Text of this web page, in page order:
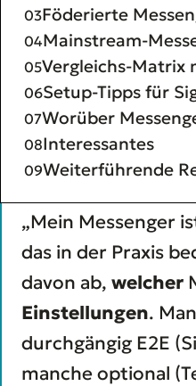
Föderierte
Mainstream-
Vergleichs-Matrix
Setup-Tipps für
Worüber
Interessantes
Weiterführende
„Mein Messenger
das in der Praxis
davon ab, welcher
Einstellungen.
durchgängig E2E
manche optional